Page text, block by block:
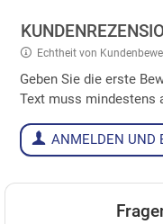
Echtheit von
Geben Sie die erste
Text muss mindestens
ANMELDEN UND